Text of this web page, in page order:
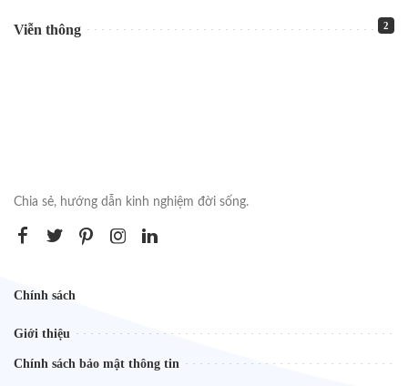
Viễn thông 2
Chia sẻ, hướng dẫn kinh nghiệm đời sống.
Chính sách
Giới thiệu
Chính sách bảo mật thông tin